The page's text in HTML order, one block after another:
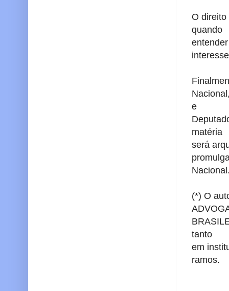
O direito
quando
e
matéria
será
(*) O
tanto
em
ramos.